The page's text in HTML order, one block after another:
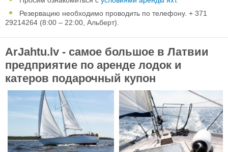
Резервацию необходимо проводить по телефону. + 371
29214264 (8:00 – 22:00, Альберт).
ArJahtu.lv - самое большое в Латвии
предприятие по аренде лодок и
катеров подарочный купон